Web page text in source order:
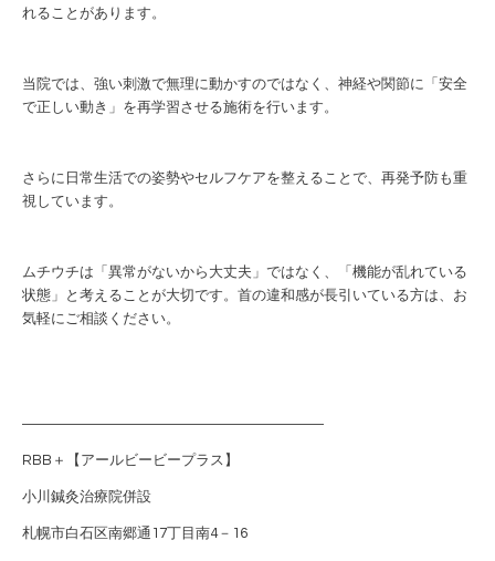
れることがあります。
当院では、強い刺激で無理に動かすのではなく、神経や関節に「安全
で正しい動き」を再学習させる施術を行います。
さらに日常生活での姿勢やセルフケアを整えることで、再発予防も重
視しています。
ムチウチは「異常がないから大丈夫」ではなく、「機能が乱れている
状態」と考えることが大切です。首の違和感が長引いている方は、お
気軽にご相談ください。
―――――――――――――――――――――
RBB＋【アールビービープラス】
小川鍼灸治療院併設
札幌市白石区南郷通17丁目南4－16